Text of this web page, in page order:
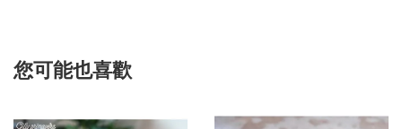
您可能也喜歡